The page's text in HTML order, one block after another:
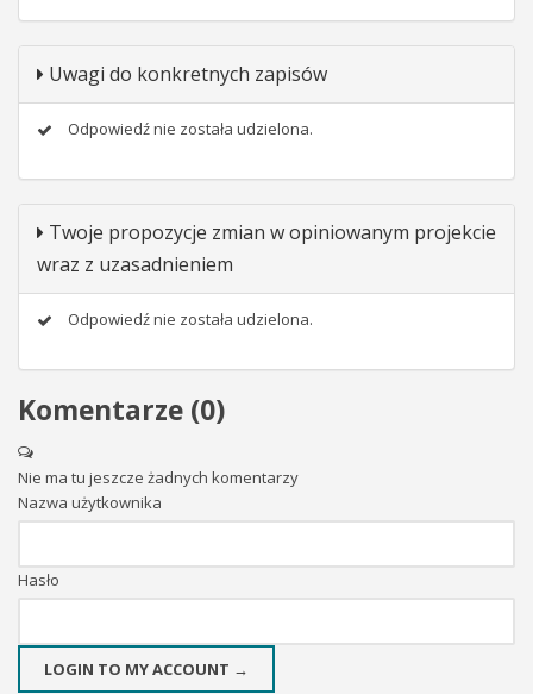
Uwagi do konkretnych zapisów
Odpowiedź nie została udzielona.
Twoje propozycje zmian w opiniowanym projekcie
wraz z uzasadnieniem
Odpowiedź nie została udzielona.
Komentarze (0)
Nie ma tu jeszcze żadnych komentarzy
Nazwa użytkownika
Hasło
LOGIN TO MY ACCOUNT →